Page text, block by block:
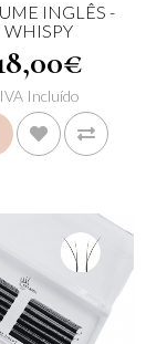
INGLÊS -
WHISPY
IVA Incluído